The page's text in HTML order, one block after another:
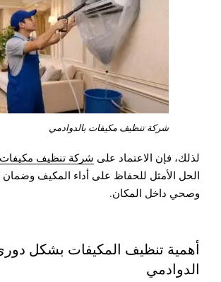
شركة تنظيف مكيفات بالدوادمي
لذلك، فإن الاعتماد على شركة تنظيف مكيفات
الحل الأمثل للحفاظ على أداء المكيف
وصحي داخل المكان.
أهمية تنظيف المكيفات بشكل
الدوادمي